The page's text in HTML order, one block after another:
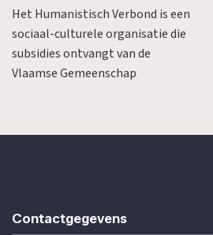
Het Humanistisch Verbond is een
sociaal-culturele organisatie die
subsidies ontvangt van de
Vlaamse Gemeenschap
Contactgegevens